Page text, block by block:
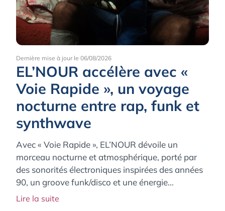
Dernière mise à jour le 06/08/2026
EL’NOUR accélère avec «
Voie Rapide », un voyage
nocturne entre rap, funk et
synthwave
Avec « Voie Rapide », EL’NOUR dévoile un
morceau nocturne et atmosphérique, porté par
des sonorités électroniques inspirées des années
90, un groove funk/disco et une énergie
synthwave. Un titre immersif qui confirme la
Lire la suite